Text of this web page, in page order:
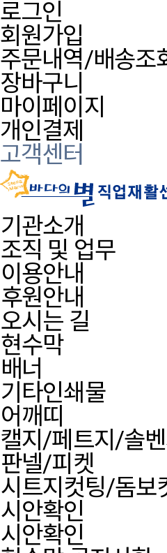
로그인
회원가입
주문내역/배송조
장바구니
마이페이지
개인결제
고객센터
기관소개
조직 및 업무
이용안내
후원안내
오시는 길
현수막
배너
기타인쇄물
어깨띠
캘지/페트지/솔벤
판넬/피켓
시트지컷팅/돔보
시안확인
시안확인